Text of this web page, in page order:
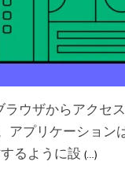
ウザからアクセ
アプリケーション
るように設 (…)